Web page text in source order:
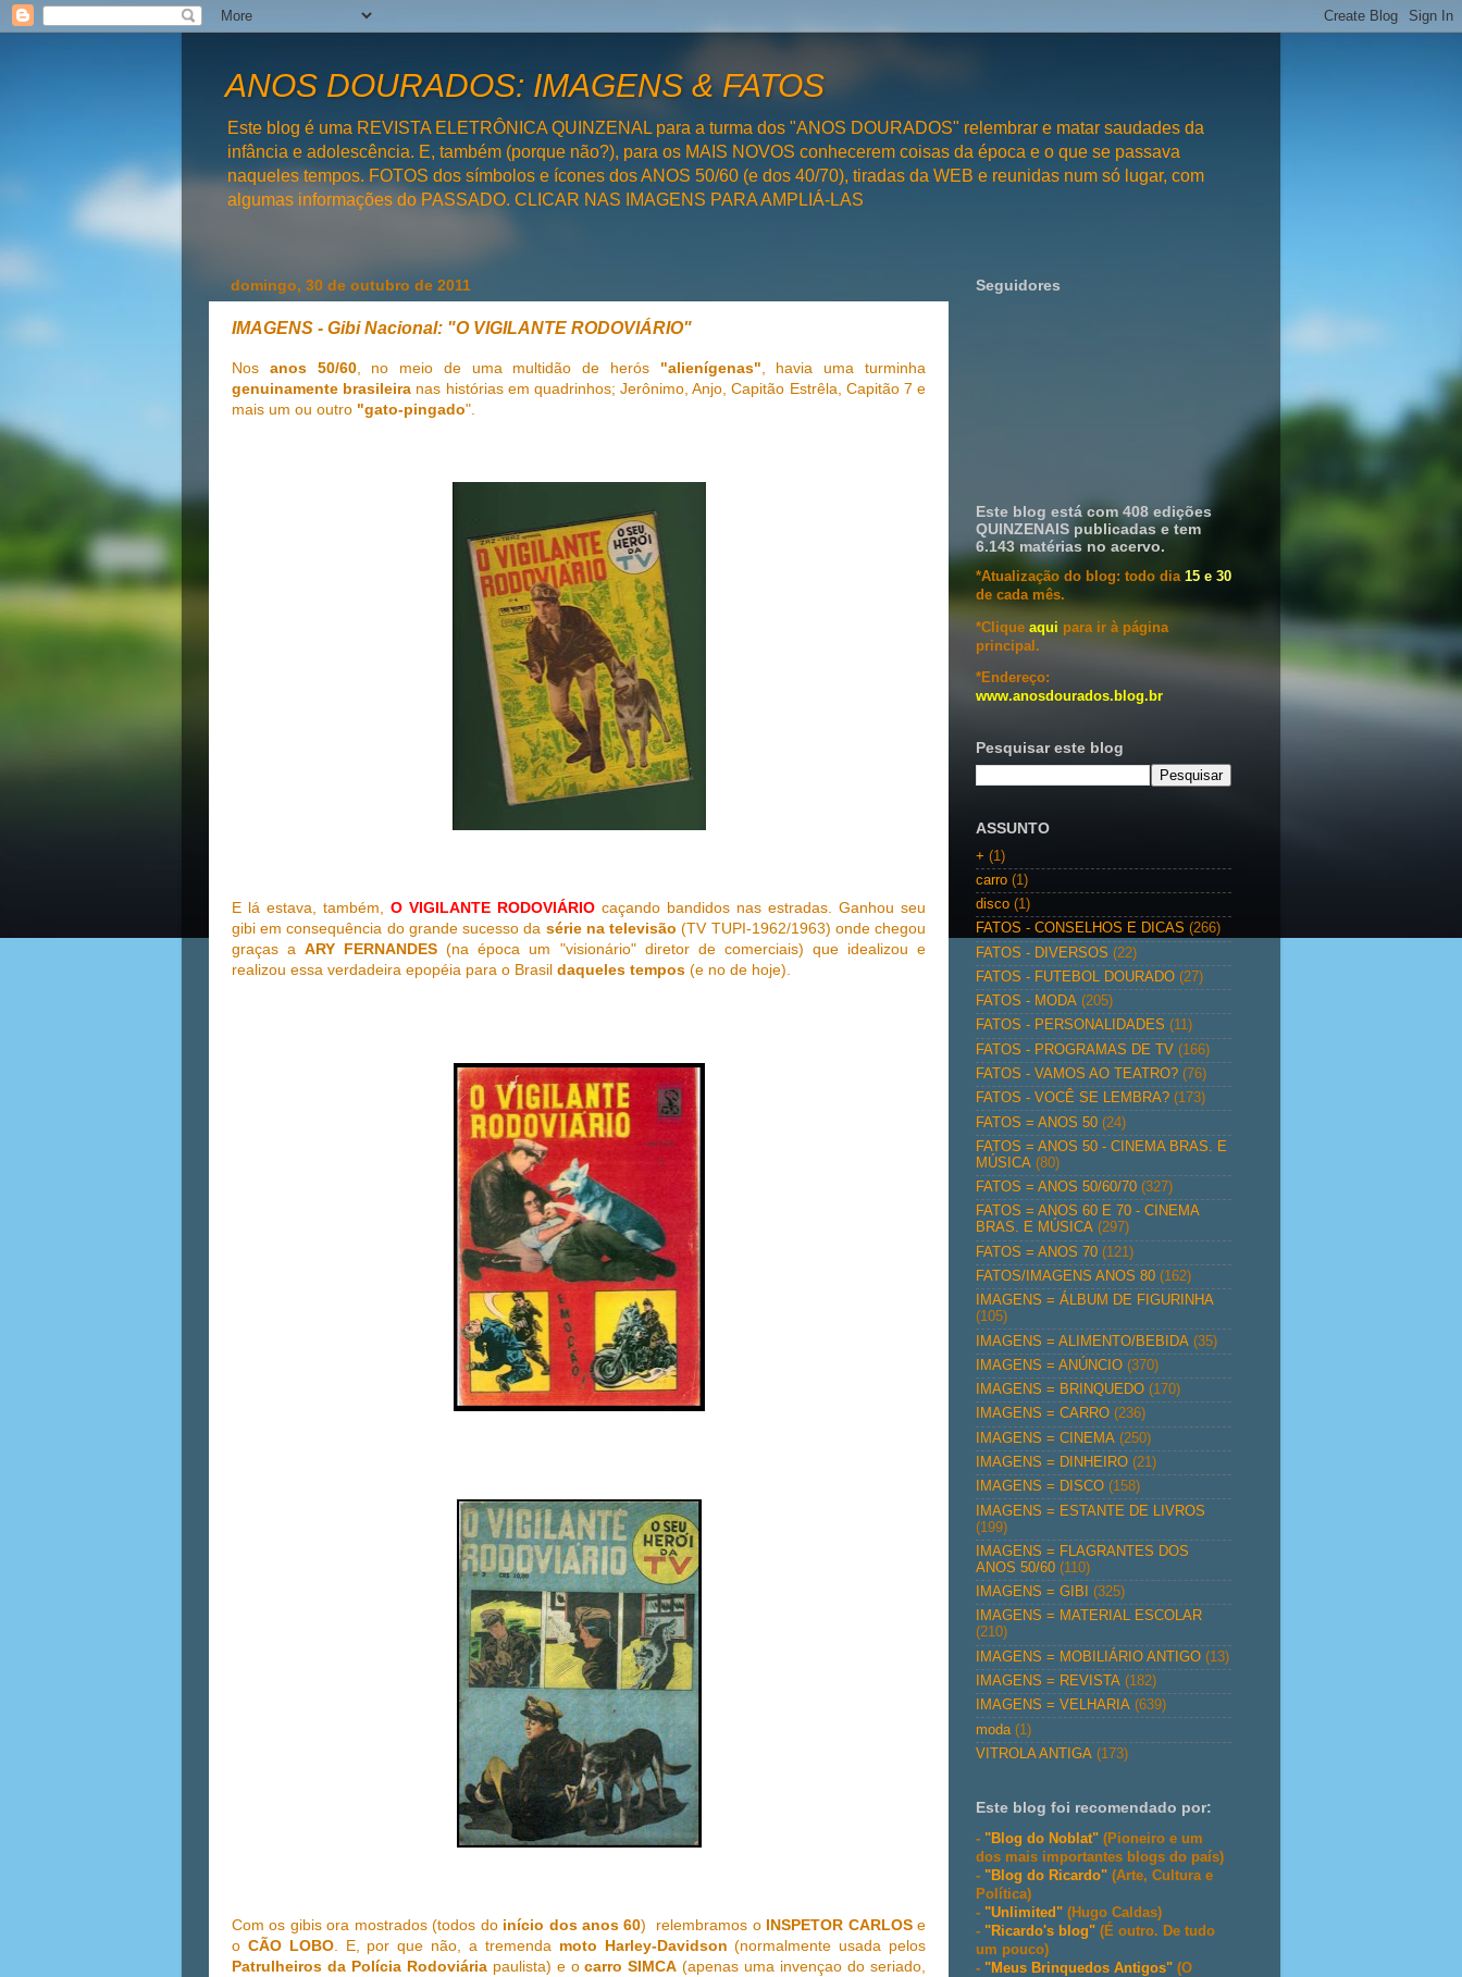
ANOS DOURADOS: IMAGENS & FATOS
Este blog é uma REVISTA ELETRÔNICA QUINZENAL para a turma dos "ANOS DOURADOS" relembrar e matar saudades da
infância e adolescência. E, também (porque não?), para os MAIS NOVOS conhecerem coisas da época e o que se passava
naqueles tempos. FOTOS dos símbolos e ícones dos ANOS 50/60 (e dos 40/70), tiradas da WEB e reunidas num só lugar, com
algumas informações do PASSADO. CLICAR NAS IMAGENS PARA AMPLIÁ-LAS
domingo, 30 de outubro de 2011
IMAGENS - Gibi Nacional: "O VIGILANTE RODOVIÁRIO"
Nos anos 50/60, no meio de uma multidão de herós "alienígenas", havia uma turminha
genuinamente brasileira nas histórias em quadrinhos; Jerônimo, Anjo, Capitão Estrêla, Capitão 7 e
mais um ou outro "gato-pingado".
E lá estava, também, O VIGILANTE RODOVIÁRIO caçando bandidos nas estradas. Ganhou seu
gibi em consequência do grande sucesso da série na televisão (TV TUPI-1962/1963) onde chegou
graças aARY FERNANDES (na época um "visionário" diretor de comerciais) que idealizou e
realizou essa verdadeira epopéia para o Brasil daqueles tempos (e no de hoje).
Com os gibis ora mostrados (todos do início dos anos 60) relembramos o INSPETOR CARLOSe
o CÃO LOBO. E, por que não, a tremenda moto Harley-Davidson (normalmente usada pelos
Patrulheiros da Polícia Rodoviáriapaulista) e ocarro SIMCA (apenas uma invençao do seriado,
Seguidores
Este blog está com 408 edições
QUINZENAIS publicadas e tem
6.143 matérias no acervo.
*Atualização do blog: todo dia 15 e 30
de cada mês.
*Clique aqui para ir à página
principal.
*Endereço:
www.anosdourados.blog.br
Pesquisar este blog
ASSUNTO
+ (1)
carro (1)
disco (1)
FATOS - CONSELHOS E DICAS (266)
FATOS - DIVERSOS (22)
FATOS - FUTEBOL DOURADO (27)
FATOS - MODA (205)
FATOS - PERSONALIDADES (11)
FATOS - PROGRAMAS DE TV (166)
FATOS - VAMOS AO TEATRO? (76)
FATOS - VOCÊ SE LEMBRA? (173)
FATOS = ANOS 50 (24)
FATOS = ANOS 50 - CINEMA BRAS. E
MÚSICA (80)
FATOS = ANOS 50/60/70 (327)
FATOS = ANOS 60 E 70 - CINEMA
BRAS. E MÚSICA (297)
FATOS = ANOS 70 (121)
FATOS/IMAGENS ANOS 80 (162)
IMAGENS = ÁLBUM DE FIGURINHA
(105)
IMAGENS = ALIMENTO/BEBIDA (35)
IMAGENS = ANÚNCIO (370)
IMAGENS = BRINQUEDO (170)
IMAGENS = CARRO (236)
IMAGENS = CINEMA (250)
IMAGENS = DINHEIRO (21)
IMAGENS = DISCO (158)
IMAGENS = ESTANTE DE LIVROS
(199)
IMAGENS = FLAGRANTES DOS
ANOS 50/60 (110)
IMAGENS = GIBI
(325)
IMAGENS = MATERIAL ESCOLAR
(210)
IMAGENS = MOBILIÁRIO ANTIGO (13)
IMAGENS = REVISTA (182)
IMAGENS = VELHARIA (639)
moda (1)
VITROLA ANTIGA (173)
Este blog foi recomendado por:
- "Blog do Noblat" (Pioneiro e um
dos mais importantes blogs do país)
- "Blog do Ricardo" (Arte, Cultura e
Política)
- "Unlimited" (Hugo Caldas)
- "Ricardo's blog" (É outro. De tudo
um pouco)
- "Meus Brinquedos Antigos" (O